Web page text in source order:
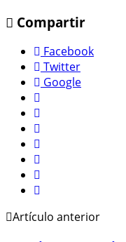
Compartir
Facebook
Twitter
Google
Artículo anterior